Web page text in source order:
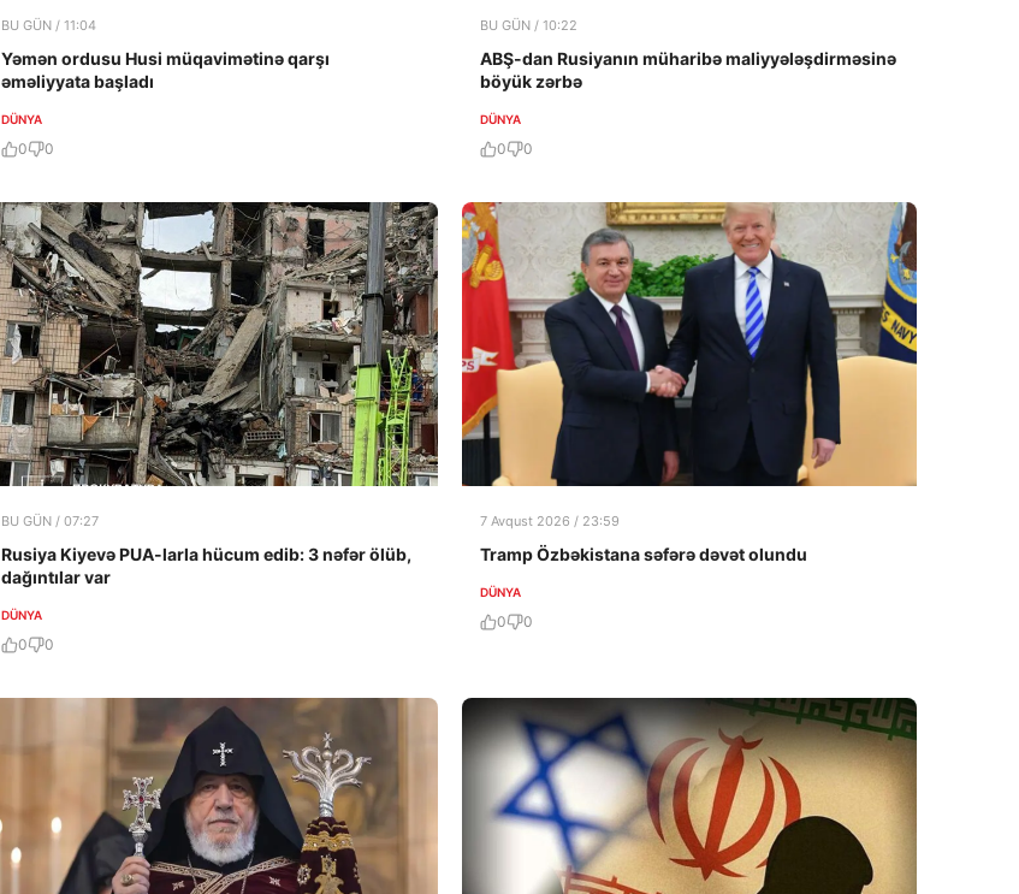
BU GÜN / 11:04
Yəmən ordusu Husi müqavimətinə qarşı
əməliyyata başladı
DÜNYA
0 0
BU GÜN / 10:22
ABŞ-dan Rusiyanın müharibə maliyyələşdirməsinə
böyük zərbə
DÜNYA
0 0
BU GÜN / 07:27
Rusiya Kiyevə PUA-larla hücum edib: 3 nəfər ölüb,
dağıntılar var
DÜNYA
0 0
7 Avqust 2026 / 23:59
Tramp Özbəkistana səfərə dəvət olundu
DÜNYA
0 0